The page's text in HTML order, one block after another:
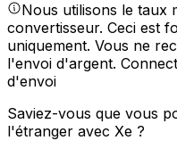
Nous utilisons le taux
convertisseur. Ceci est
uniquement. Vous ne
l'envoi d'argent.
d'envoi
Saviez-vous que vous
l'étranger avec Xe ?